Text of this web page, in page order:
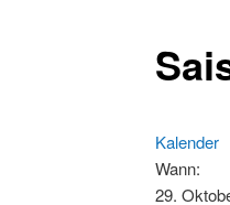
Kalender
Wann:
29.